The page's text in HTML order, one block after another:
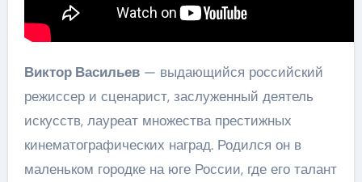
Виктор Васильев— выдающийся российский
режиссер и сценарист, заслуженный деятель
искусств, лауреат множества престижных
кинематографических наград. Родился он в
маленьком городке на юге России, где его талант